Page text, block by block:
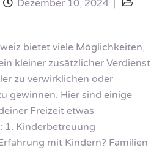
Dezember 10, 2024
bietet viele Möglichkeiten,
kleiner zusätzlicher Verdienst
zu verwirklichen oder
gewinnen. Hier sind einige
Freizeit etwas
1. Kinderbetreuung
mit Kindern? Familien